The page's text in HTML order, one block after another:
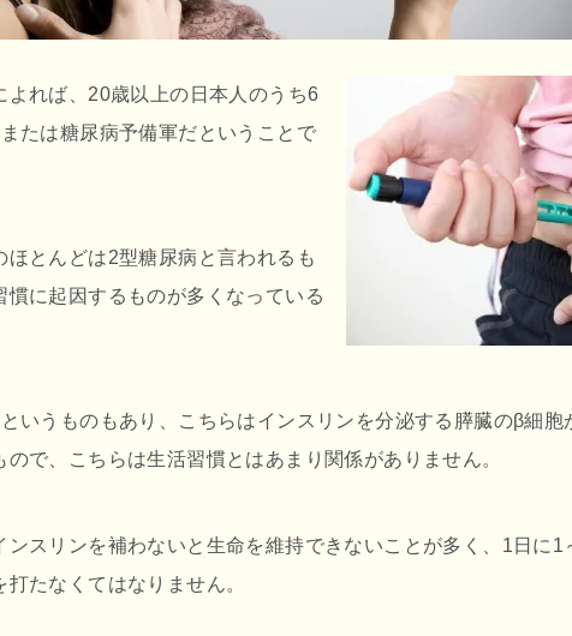
よれば、20歳以上の日本人のうち6
たは糖尿病予備軍だということで
ほとんどは2型糖尿病と言われるも
慣に起因するものが多くなっている
いうものもあり、こちらはインスリンを分泌する膵臓のβ細胞
ので、こちらは生活習慣とはあまり関係がありません。
ンスリンを補わないと生命を維持できないことが多く、1日に1
たなくてはなりません。